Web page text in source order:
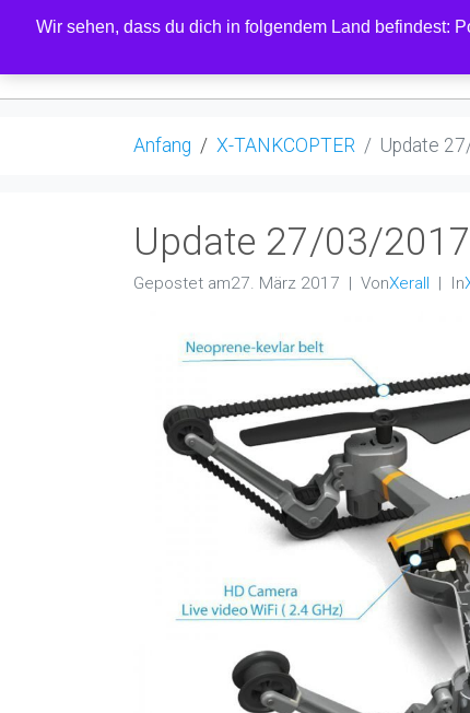
Anfang X-TANKCOPTER Update
Update 27/03/2017
Gepostet am27. März 2017 VonXerall In
Wir sehen, dass du dich in folgendem Land befindest: